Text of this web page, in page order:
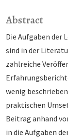
Abstract
Die Aufgaben der
sind in der
zahlreiche
wenig
praktischen
Beitrag anhand
in die Aufgaben